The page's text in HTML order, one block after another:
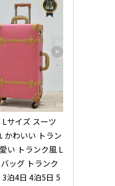
サイズ スーツ
かわいい トラン
い トランク風 L
ッグ トランク
泊4日 4泊5日 5